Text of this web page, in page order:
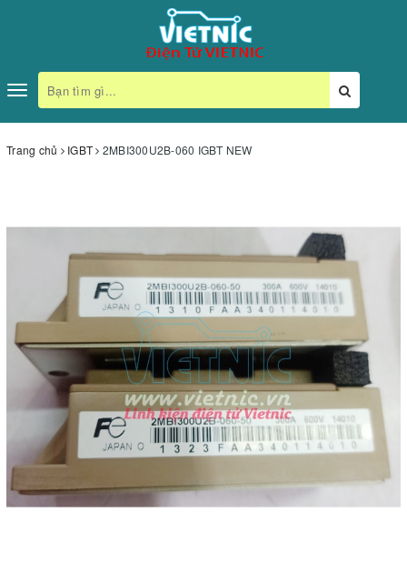
Toggle
navigation
Trang chủ IGBT 2MBI300U2B-060 IGBT NEW